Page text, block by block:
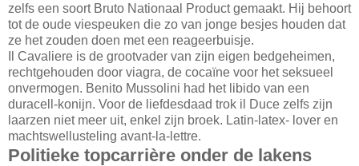
zelfs een soort Bruto Nationaal Product gemaakt. Hij behoort
tot de oude viespeuken die zo van jonge besjes houden dat
ze het zouden doen met een reageerbuisje.
Il Cavaliere is de grootvader van zijn eigen bedgeheimen,
rechtgehouden door viagra, de cocaïne voor het seksueel
onvermogen. Benito Mussolini had het libido van een
duracell-konijn. Voor de liefdesdaad trok il Duce zelfs zijn
laarzen niet meer uit, enkel zijn broek. Latin-latex- lover en
machtswellusteling avant-la-lettre.
Politieke topcarrière onder de lakens